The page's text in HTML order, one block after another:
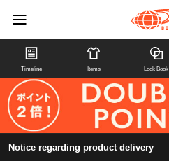
Timeline Items Look Book
Notice regarding product delivery